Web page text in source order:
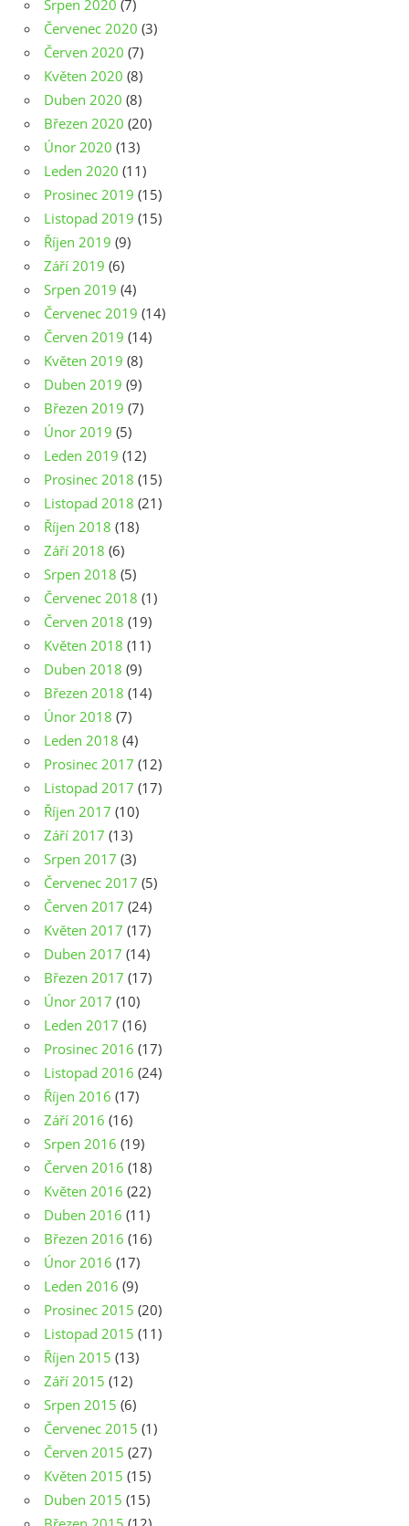
Srpen 2020 (7)
Červenec 2020 (3)
Červen 2020 (7)
Květen 2020 (8)
Duben 2020 (8)
Březen 2020 (20)
Únor 2020 (13)
Leden 2020 (11)
Prosinec 2019 (15)
Listopad 2019 (15)
Říjen 2019 (9)
Září 2019 (6)
Srpen 2019 (4)
Červenec 2019 (14)
Červen 2019 (14)
Květen 2019 (8)
Duben 2019 (9)
Březen 2019 (7)
Únor 2019 (5)
Leden 2019 (12)
Prosinec 2018 (15)
Listopad 2018 (21)
Říjen 2018 (18)
Září 2018 (6)
Srpen 2018 (5)
Červenec 2018 (1)
Červen 2018 (19)
Květen 2018 (11)
Duben 2018 (9)
Březen 2018 (14)
Únor 2018 (7)
Leden 2018 (4)
Prosinec 2017 (12)
Listopad 2017 (17)
Říjen 2017 (10)
Září 2017 (13)
Srpen 2017 (3)
Červenec 2017 (5)
Červen 2017 (24)
Květen 2017 (17)
Duben 2017 (14)
Březen 2017 (17)
Únor 2017 (10)
Leden 2017 (16)
Prosinec 2016 (17)
Listopad 2016 (24)
Říjen 2016 (17)
Září 2016 (16)
Srpen 2016 (19)
Červen 2016 (18)
Květen 2016 (22)
Duben 2016 (11)
Březen 2016 (16)
Únor 2016 (17)
Leden 2016 (9)
Prosinec 2015 (20)
Listopad 2015 (11)
Říjen 2015 (13)
Září 2015 (12)
Srpen 2015 (6)
Červenec 2015 (1)
Červen 2015 (27)
Květen 2015 (15)
Duben 2015 (15)